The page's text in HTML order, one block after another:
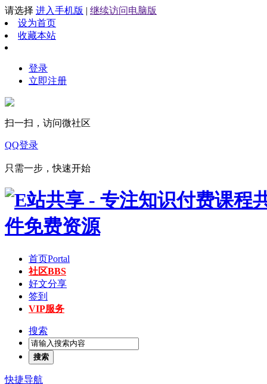
请选择 进入手机版 | 继续访问电脑版
设为首页
收藏本站
登录
立即注册
扫一扫，访问微社区
QQ登录
只需一步，快速开始
首页Portal
社区BBS
好文分享
签到
VIP服务
搜索
搜索
快捷导航